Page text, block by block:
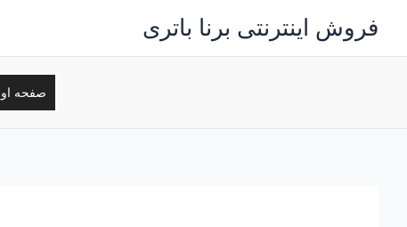
محتوا
فروش اینترنتی برنا باتری
صفحه